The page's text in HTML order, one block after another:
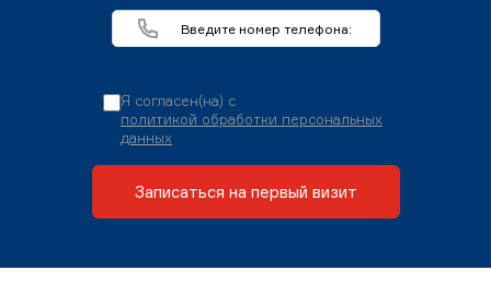
Я согласен(на) с
политикой обработки персональных
данных
Записаться на первый визит